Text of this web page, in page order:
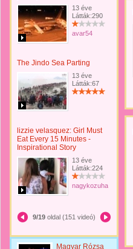
13 éve
Látták:290
avar54
The Jindo Sea Parting
13 éve
Látták:67
lizzie velasquez: Girl Must
Eat Every 15 Minutes -
Inspirational Story
13 éve
Látták:224
nagykozuhan
9/19 oldal (151 videó)
Magyar Rózsa